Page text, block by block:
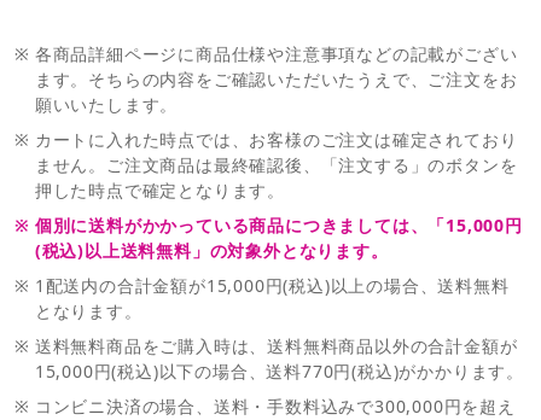
※ 各商品詳細ページに商品仕様や注意事項などの記載がござい
ます。そちらの内容をご確認いただいたうえで、ご注文をお
願いいたします。
※ カートに入れた時点では、お客様のご注文は確定されており
ません。ご注文商品は最終確認後、「注文する」のボタンを
押した時点で確定となります。
※ 個別に送料がかかっている商品につきましては、「15,000円
(税込)以上送料無料」の対象外となります。
※ 1配送内の合計金額が15,000円(税込)以上の場合、送料無料
となります。
※ 送料無料商品をご購入時は、送料無料商品以外の合計金額が
15,000円(税込)以下の場合、送料770円(税込)がかかります。
※ コンビニ決済の場合、送料・手数料込みで300,000円を超え